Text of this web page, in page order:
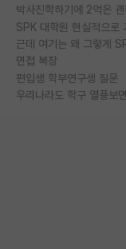
SPK 대학원 현실적으로
근데 여기는 왜 그렇게
면접 복장
편입생 학부연구생 질문